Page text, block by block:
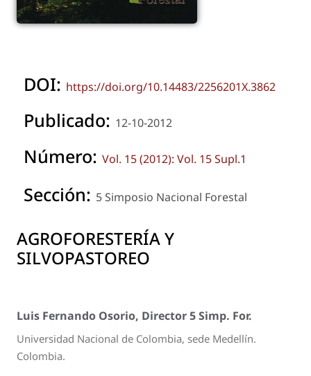
DOI: https://doi.org/10.14483/2256201X.3862
Publicado: 12-10-2012
Número: Vol. 15 (2012): Vol. 15 Supl.1
Sección: 5 Simposio Nacional Forestal
AGROFORESTERÍA Y
SILVOPASTOREO
Luis Fernando Osorio, Director 5 Simp. For.
Universidad Nacional de Colombia, sede Medellín.
Colombia.